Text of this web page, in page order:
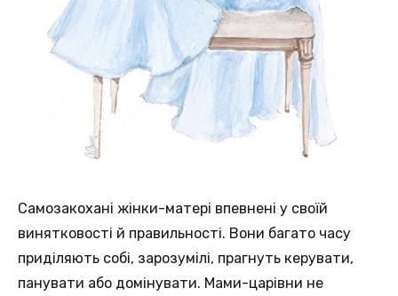
Самозакохані жінки-матері впевнені у своїй
винятковості й правильності. Вони багато часу
приділяють собі, зарозумілі, прагнуть керувати,
панувати або домінувати. Мами-царівни не